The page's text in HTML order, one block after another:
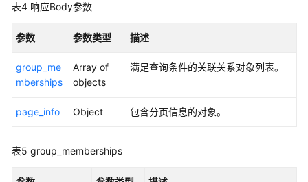
序
应
用
序
配
表4 响应Body参数
参数 参数类型 描述
group_me
mberships
Array of
objects
满足查询条件的关联关系对象列表。
page_info Object 包含分页信息的对象。
表5 group_memberships